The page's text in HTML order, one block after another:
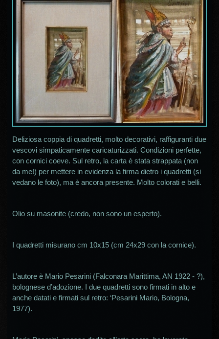
Deliziosa coppia di quadretti, molto decorativi, raffiguranti due
vescovi simpaticamente caricaturizzati. Condizioni perfette,
con cornici coeve. Sul retro, la carta è stata strappata (non
da me!) per mettere in evidenza la firma dietro i quadretti (si
vedano le foto), ma è ancora presente. Molto colorati e belli.
Olio su masonite (credo, non sono un esperto).
I quadretti misurano cm 10x15 (cm 24x29 con la cornice).
L’autore è Mario Pesarini (Falconara Marittima, AN 1922 - ?),
bolognese d’adozione. I due quadretti sono firmati in alto e
anche datati e firmati sul retro: ‘Pesarini Mario, Bologna,
1977).